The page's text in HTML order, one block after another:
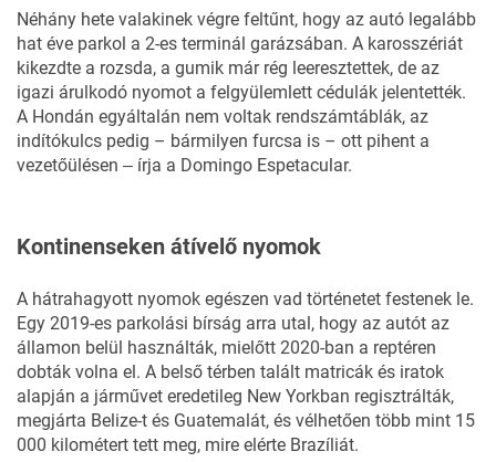
Néhány hete valakinek végre feltűnt, hogy az autó legalább
hat éve parkol a 2-es terminál garázsában. A karosszériát
kikezdte a rozsda, a gumik már rég leeresztettek, de az
igazi árulkodó nyomot a felgyülemlett cédulák jelentették.
A Hondán egyáltalán nem voltak rendszámtáblák, az
indítókulcs pedig – bármilyen furcsa is – ott pihent a
vezetőülésen ‒ írja a Domingo Espetacular.
Kontinenseken átívelő nyomok
A hátrahagyott nyomok egészen vad történetet festenek le.
Egy 2019-es parkolási bírság arra utal, hogy az autót az
államon belül használták, mielőtt 2020-ban a reptéren
dobták volna el. A belső térben talált matricák és iratok
alapján a járművet eredetileg New Yorkban regisztrálták,
megjárta Belize-t és Guatemalát, és vélhetően több mint 15
000 kilométert tett meg, mire elérte Brazíliát.